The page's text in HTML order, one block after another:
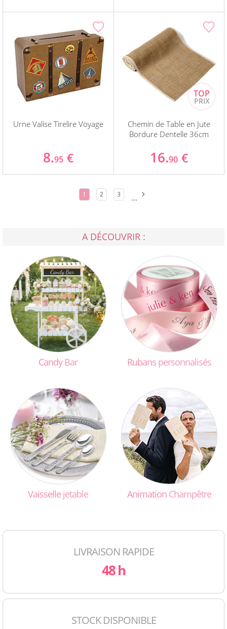
Urne Valise Tirelire Voyage
8.95 €
Chemin de Table en Jute
Bordure Dentelle 36cm
16.90 €
1 2 3 ...
A DÉCOUVRIR :
CandyBar Rubans personnalisés
Vaisselle jetable Animation Champêtre
LIVRAISON RAPIDE
48 h
STOCK DISPONIBLE